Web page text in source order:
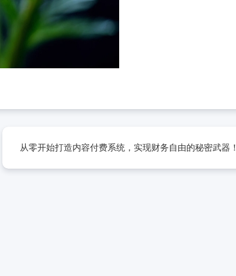
从零开始打造内容付费系统，实现财务自由的秘密武器！